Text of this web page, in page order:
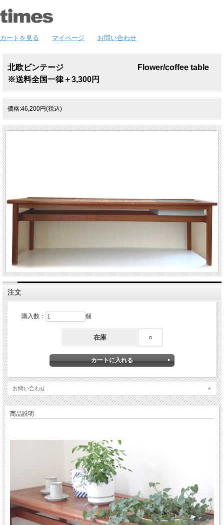
カートを見る マイページ お問い合わせ
北欧ビンテージ Flower/coffee table
※送料全国一律＋3,300円
価格:46,200円(税込)
注文
購入数： 個
在庫 ○
お問い合わせ
商品説明